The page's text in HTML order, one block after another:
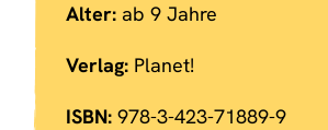
Alter: ab 9 Jahre
Verlag: Planet!
ISBN: 978-3-423-71889-9